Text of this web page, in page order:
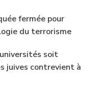
fermée pour
du terrorisme
soit
juives contrevient à